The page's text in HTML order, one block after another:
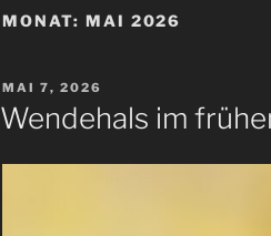
MONAT: MAI 2026
VERÖFFENTLICHT
AM
MAI 7, 2026
Wendehals im